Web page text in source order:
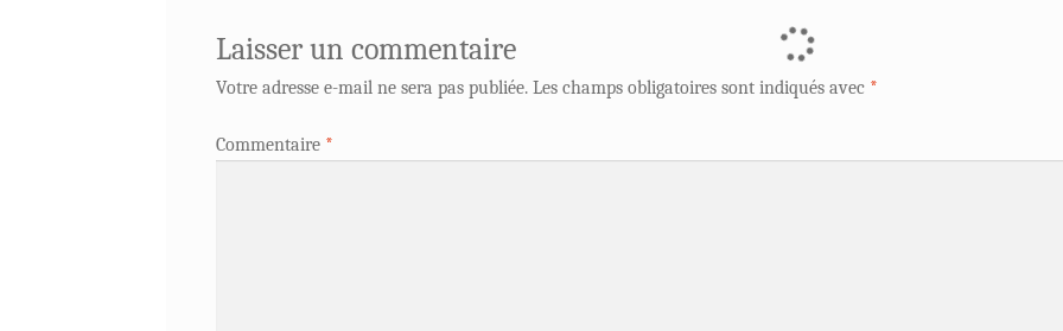
Laisser un commentaire
Votre adresse e-mail ne sera pas publiée. Les champs obligatoires sont indiqués avec *
Commentaire *